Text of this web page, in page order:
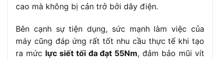
cao mà không bị cản trở bởi dây điện.
Bên cạnh sự tiện dụng, sức mạnh làm việc của
máy cũng đáp ứng rất tốt nhu cầu thực tế khi tạo
ra mức lực siết tối đa đạt 55Nm, đảm bảo mũi vít